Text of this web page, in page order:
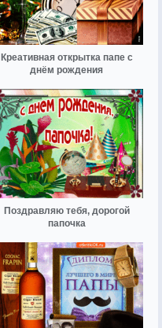
Креативная открытка папе с
днём рождения
Поздравляю тебя, дорогой
папочка